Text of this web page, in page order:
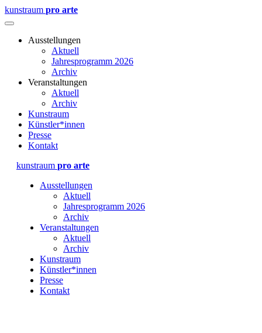
kunstraum pro arte
Ausstellungen
Aktuell
Jahresprogramm 2026
Archiv
Veranstaltungen
Aktuell
Archiv
Kunstraum
Künstler*innen
Presse
Kontakt
kunstraum pro arte
Ausstellungen
Aktuell
Jahresprogramm 2026
Archiv
Veranstaltungen
Aktuell
Archiv
Kunstraum
Künstler*innen
Presse
Kontakt